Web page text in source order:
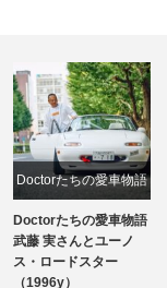
Doctorたちの愛車物語
連載記事
Doctorたちの愛車物語
武藤 実さんとユーノ
ス・ロードスター
（1996y）